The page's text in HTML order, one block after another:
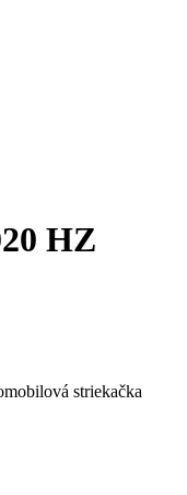
HZ
striekačka